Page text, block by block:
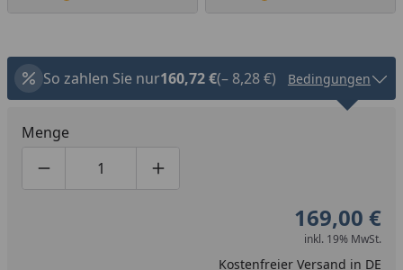
So zahlen Sie nur160,72 €(– 8,28 €) Bedingungen
Menge
Produktmenge um eins verringern
Produktmenge manuell eingeben
Produktmenge um eins erhöhen
169,00 €
inkl. 19% MwSt.
Kostenfreier Versand in DE